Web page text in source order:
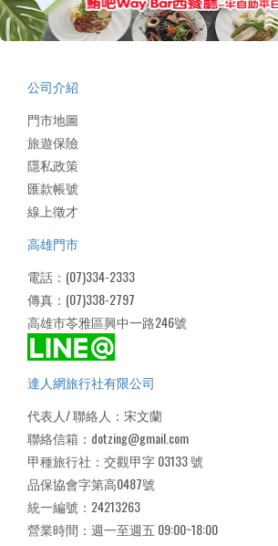
公司介紹
門市地圖
旅遊保險
隱私政策
匯款帳號
線上徵才
高雄門市
電話：(07)334-2333
傳真：(07)338-2797
高雄市苓雅區興中一路246號
達人網旅行社有限公司
代表人/ 聯絡人：宋文蘭
聯絡信箱：dotzing@gmail.com
甲種旅行社：交觀甲字 03133 號
品保協會字第高0487號
統一編號：24213263
營業時間：週一至週五 09:00~18:00